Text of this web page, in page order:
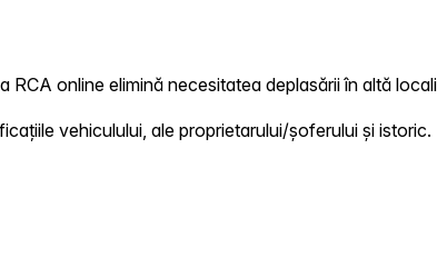
online elimină necesitatea deplasării în altă
vehiculului, ale proprietarului/șoferului și istoric.